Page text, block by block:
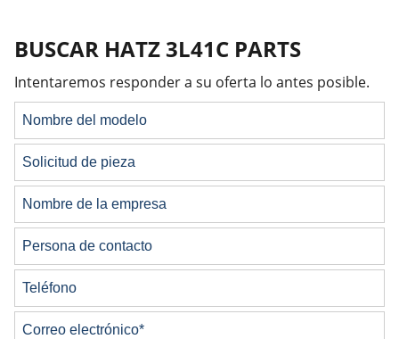
BUSCAR HATZ 3L41C PARTS
Intentaremos responder a su oferta lo antes posible.